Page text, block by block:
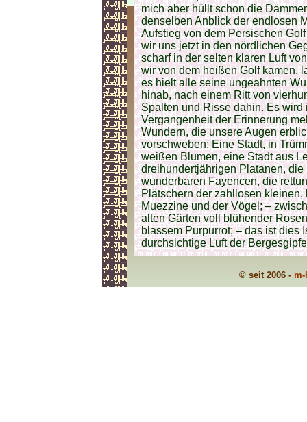
mich aber hüllt schon die
denselben Anblick der endlosen
Aufstieg von dem Persischen
wir uns jetzt in den nördlichen
scharf in der selten klaren Luft
wir von dem heißen Golf kamen,
es hielt alle seine ungeahnten
hinab, nach einem Ritt von
Spalten und Risse dahin. Es
Vergangenheit der Erinnerung
Wundern, die unsere Augen
vorschweben: Eine Stadt, in
weißen Blumen, eine Stadt aus
dreihundertjährigen Platanen,
wunderbaren Fayencen, die
Plätschern der zahllosen
Muezzine und der Vögel; –
alten Gärten voll blühender
blassem Purpurrot; – das ist dies
durchsichtige Luft der
© seit 2006 -